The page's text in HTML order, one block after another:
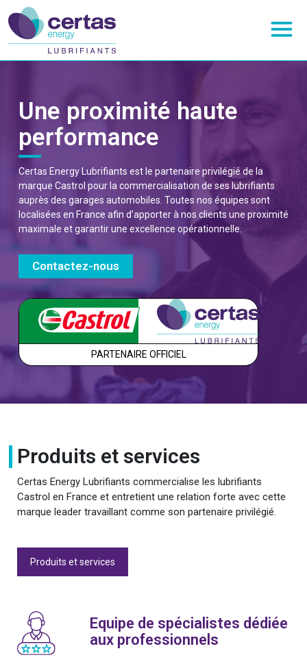
Une proximité haute
performance
Certas Energy Lubrifiants est le partenaire privilégié de la
marque Castrol pour la commercialisation de ses lubrifiants
auprès des garages automobiles. Toutes nos équipes sont
localisées en France afin d’apporter à nos clients une proximité
maximale et garantir une excellence opérationnelle.
Contactez-nous
PARTENAIRE OFFICIEL
Produits et services
Certas Energy Lubrifiants commercialise les lubrifiants
Castrol en France et entretient une relation forte avec cette
marque leader travaillant comme son partenaire privilégié.
Produits et services
Equipe de spécialistes dédiée
aux professionnels